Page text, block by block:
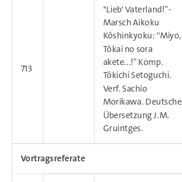
713
''Lieb' Vaterland!"-
Marsch Aikoku
Kôshinkyoku: ''Miyo,
Tôkai no sora
akete...!" Komp.
Tôkichi Setoguchi.
Verf. Sachio
Morikawa. Deutsche
Übersetzung J.M.
Gruintges.
Vortragsreferate